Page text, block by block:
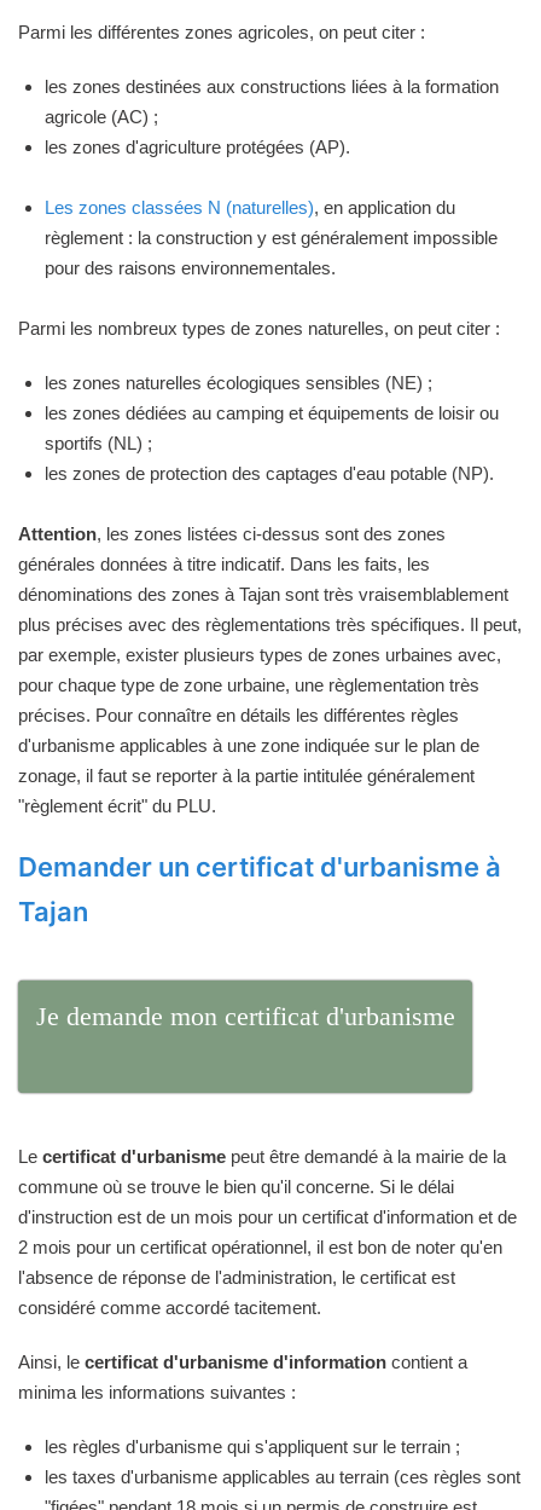
Parmi les différentes zones agricoles, on peut citer :
les zones destinées aux constructions liées à la formation
agricole (AC) ;
les zones d'agriculture protégées (AP).
Les zones classées N (naturelles), en application du
règlement : la construction y est généralement impossible
pour des raisons environnementales.
Parmi les nombreux types de zones naturelles, on peut citer :
les zones naturelles écologiques sensibles (NE) ;
les zones dédiées au camping et équipements de loisir ou
sportifs (NL) ;
les zones de protection des captages d'eau potable (NP).
Attention, les zones listées ci-dessus sont des zones
générales données à titre indicatif. Dans les faits, les
dénominations des zones à Tajan sont très vraisemblablement
plus précises avec des règlementations très spécifiques. Il peut,
par exemple, exister plusieurs types de zones urbaines avec,
pour chaque type de zone urbaine, une règlementation très
précises. Pour connaître en détails les différentes règles
d'urbanisme applicables à une zone indiquée sur le plan de
zonage, il faut se reporter à la partie intitulée généralement
"règlement écrit" du PLU.
Demander un certificat d'urbanisme à
Tajan
Je demande mon certificat d'urbanisme
Le certificat d'urbanisme peut être demandé à la mairie de la
commune où se trouve le bien qu'il concerne. Si le délai
d'instruction est de un mois pour un certificat d'information et de
2 mois pour un certificat opérationnel, il est bon de noter qu'en
l'absence de réponse de l'administration, le certificat est
considéré comme accordé tacitement.
Ainsi, le certificat d'urbanisme d'information contient a
minima les informations suivantes :
les règles d'urbanisme qui s'appliquent sur le terrain ;
les taxes d'urbanisme applicables au terrain (ces règles sont